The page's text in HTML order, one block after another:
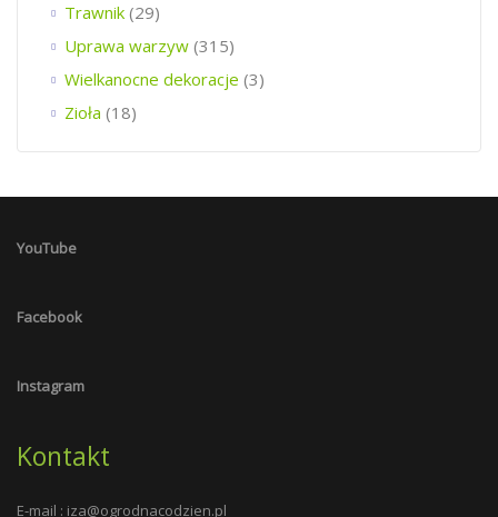
Trawnik (29)
Uprawa warzyw (315)
Wielkanocne dekoracje (3)
Zioła (18)
YouTube
Facebook
Instagram
Kontakt
E-mail : iza@ogrodnacodzien.pl